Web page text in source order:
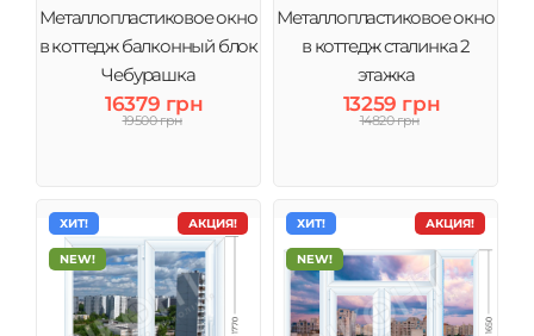
Металлопластиковое окно
в коттедж балконный блок
Чебурашка
16379 грн
19500 грн
Металлопластиковое окно
в коттедж сталинка 2
этажка
13259 грн
14820 грн
АКЦИЯ!
ХИТ!
NEW!
АКЦИЯ!
ХИТ!
NEW!